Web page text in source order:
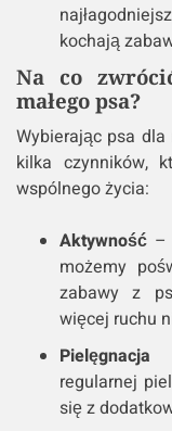
kochają
Na co
małego psa?
Wybierając psa
kilka czynników,
wspólnego życia:
Aktywność –
możemy
zabawy z
więcej ruchu
Pielęgnacja
regularnej
się z